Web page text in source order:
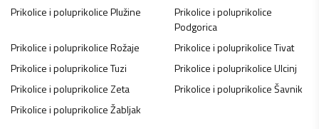
Prikolice i poluprikolicePlužine
Prikolice i poluprikolice
Podgorica
Prikolice i poluprikoliceRožaje Prikolice i poluprikoliceTivat
Prikolice i poluprikoliceTuzi Prikolice i poluprikoliceUlcinj
Prikolice i poluprikoliceZeta Prikolice i poluprikoliceŠavnik
Prikolice i poluprikoliceŽabljak